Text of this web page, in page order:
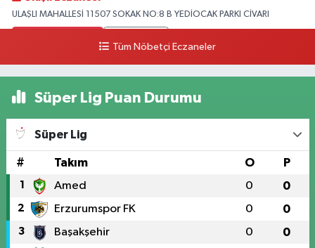
ULAŞLI MAHALLESİ 11507 SOKAK NO:8 B YEDİOCAK PARKI CİVARI
Tüm Nöbetçi Eczaneler
Süper Lig Puan Durumu
Süper Lig
# Takım O P
1 Amed 0 0
2 Erzurumspor FK 0 0
3 Başakşehir 0 0